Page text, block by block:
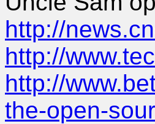
http://
http://
http://
the-open-